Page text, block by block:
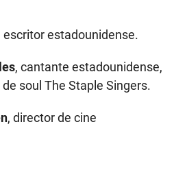
escritor estadounidense.
, cantante estadounidense,
soul The Staple Singers.
, director de cine